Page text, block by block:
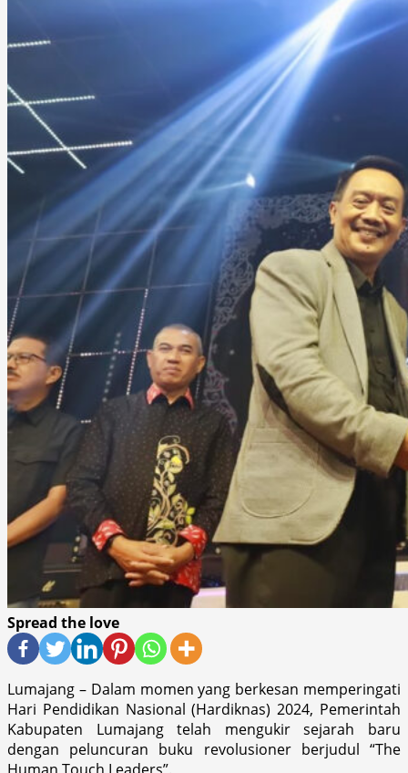
Spread the love
Lumajang – Dalam momen yang berkesan memperingati
Hari Pendidikan Nasional (Hardiknas) 2024, Pemerintah
Kabupaten Lumajang telah mengukir sejarah baru
dengan peluncuran buku revolusioner berjudul “The